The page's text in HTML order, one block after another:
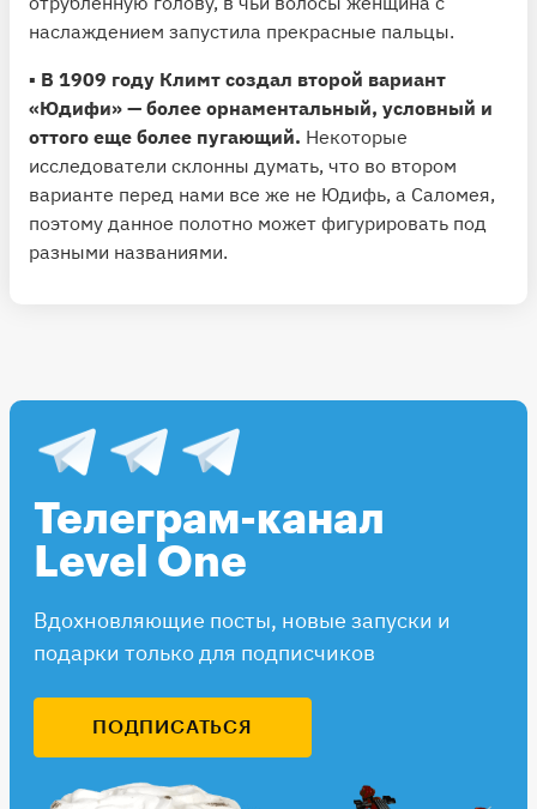
наслаждением запустила прекрасные пальцы.
▪️ В 1909 году Климт создал второй вариант
«Юдифи» — более орнаментальный, условный и
оттого еще более пугающий. Некоторые
исследователи склонны думать, что во втором
варианте перед нами все же не Юдифь, а Саломея,
поэтому данное полотно может фигурировать под
разными названиями.
Телеграм-канал
Level One
Вдохновляющие посты, новые запуски и
подарки только для подписчиков
ПОДПИСАТЬСЯ